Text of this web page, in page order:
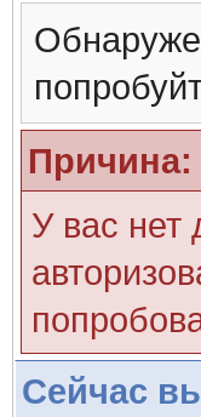
Причина:
У вас нет
Сейчас